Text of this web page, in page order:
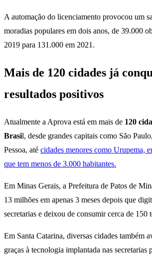
A automação do licenciamento provocou um
moradias populares em dois anos, de 39.000
2019 para 131.000 em 2021.
Mais de 120 cidades já
resultados positivos
Atualmente a Aprova está em mais de 120
Brasil, desde grandes capitais como São
Pessoa, até cidades menores como Urupema,
que tem menos de 3.000 habitantes.
Em Minas Gerais, a Prefeitura de Patos de
13 milhões em apenas 3 meses depois que
secretarias e deixou de consumir cerca de 150
Em Santa Catarina, diversas cidades também
graças à tecnologia implantada nas secretarias